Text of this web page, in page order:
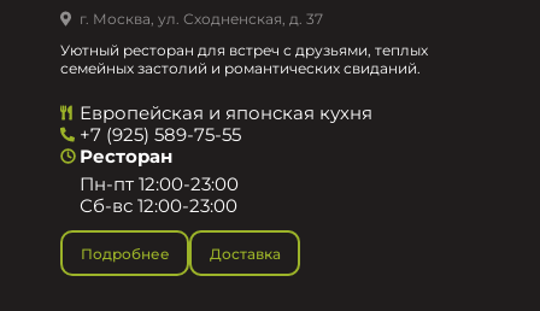
г. Москва, ул. Сходненская, д. 37
Уютный ресторан для встреч с друзьями, теплых
семейных застолий и романтических свиданий.
Европейская и японская кухня
+7 (925) 589-75-55
Ресторан
Пн-пт 12:00-23:00
Сб-вс 12:00-23:00
Подробнее Доставка